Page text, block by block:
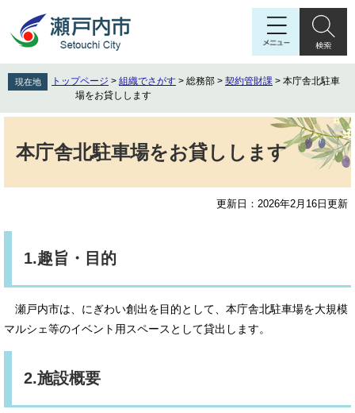
先
頭
を
飛
へ
現在地 トップページ > 組織でさがす > 総務部 > 契約管財課 > 本庁舎北駐車
場をお貸しします
本庁舎北駐車場をお貸しします
更新日：2026年2月16日更新
1.趣旨・目的
瀬戸内市は、にぎわい創出を目的として、本庁舎北駐車場を大規模
マルシェ等のイベント用スペースとして貸出します。
2.施設概要